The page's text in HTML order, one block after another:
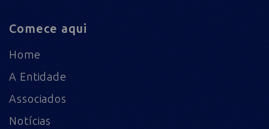
Comece aqui
Home
A Entidade
Associados
Notícias